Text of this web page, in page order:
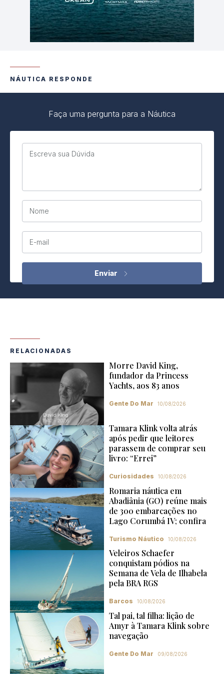
NÁUTICA RESPONDE
Faça uma pergunta para a Náutica
Escreva sua Dúvida
Nome
E-mail
RELACIONADAS
Morre David King,
fundador da Princess
Yachts, aos 83 anos
Gente Do Mar 10/08/2026
Tamara Klink volta atrás
após pedir que leitores
parassem de comprar seu
livro: “Errei”
Curiosidades 10/08/2026
Romaria náutica em
Abadiânia (GO) reúne mais
de 300 embarcações no
Lago Corumbá IV; confira
Turismo Náutico 10/08/2026
Veleiros Schaefer
conquistam pódios na
Semana de Vela de Ilhabela
pela BRA RGS
Barcos 10/08/2026
Tal pai, tal filha: lição de
Amyr à Tamara Klink sobre
navegação
Gente Do Mar 09/08/2026